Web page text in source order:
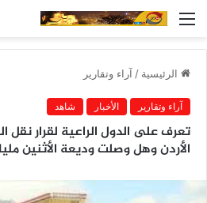
القائمة
الرئيسية / آراء وتقارير
آراء وتقارير الأخبار شاهد
تعرف على الدول الراعية لقرار نقل
الأردن وهل وصلت وديعة الأثنين